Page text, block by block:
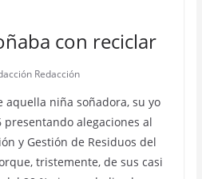
con reciclar
Redacción
aquella niña soñadora, su yo
alegaciones al
y Gestión de Residuos del
tristemente, de sus casi